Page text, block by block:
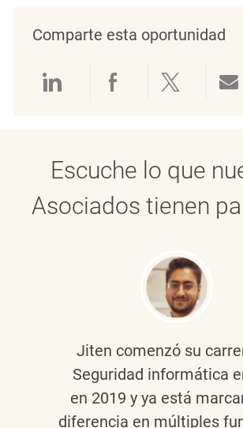
Comparte esta oportunidad
Compartir a través de
Compartir a
Escuche lo que
Asociados tienen
Jiten comenzó su
Seguridad informática
en 2019 y ya está
diferencia en múltiples